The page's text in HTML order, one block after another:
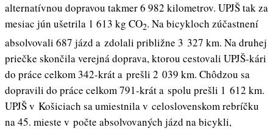
alternatívnou dopravou takmer 6 982 kilometrov. UPJŠ tak za
mesiac jún ušetrila 1 613 kg CO2. Na bicykloch zúčastnení
absolvovali 687 jázd a zdolali približne 3 327 km. Na druhej
priečke skončila verejná doprava, ktorou cestovali UPJŠ-kári
do práce celkom 342-krát a prešli 2 039 km. Chôdzou sa
dopravili do práce celkom 791-krát a spolu prešli 1 612 km.
UPJŠ v Košiciach sa umiestnila v celoslovenskom rebríčku
na 45. mieste v počte absolvovaných jázd na bicykli,